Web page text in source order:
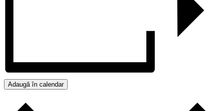
Adaugă în calendar